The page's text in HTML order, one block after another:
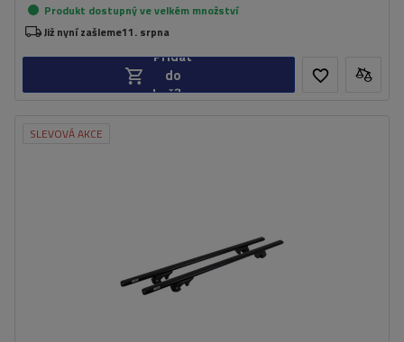
Produkt dostupný ve velkém množství
Již nyní zašleme11. srpna
Přidat
do
košíku
SLEVOVÁ AKCE